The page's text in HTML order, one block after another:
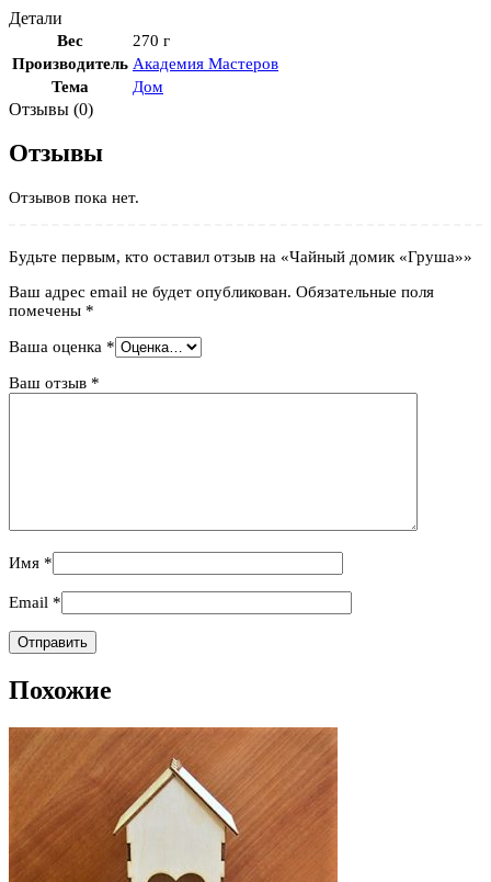
Детали
Вес
270 г
Производитель Академия Мастеров
Тема
Дом
Отзывы (0)
Отзывы
Отзывов пока нет.
Будьте первым, кто оставил отзыв на «Чайный домик «Груша»»
Ваш адрес email не будет опубликован. Обязательные поля
помечены *
Ваша оценка *
Ваш отзыв *
Имя *
Email *
Похожие